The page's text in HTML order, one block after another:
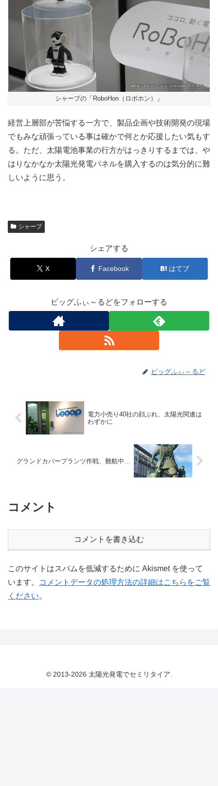
シャープの「RoboHon（ロボホン）」
経営上層部が苦悩する一方で、製品企画や技術開発の現場
でもみな頑張っている事は確かで何とか応援したい気もす
る。ただ、太陽電池事業の行方がはっきりするまでは、や
はりなかなか太陽光発電パネルを購入するのは気分的に難
しいように思う。
シャープ
シェアする
X Facebook はてブ
ビッグふぃ～るどをフォローする
ビッグふぃ～るど
電力小売り40社の顔ぶれ、太陽光関連は
わずかに
グランドカバープランツ作戦、難航中…
コメント
コメントを書き込む
このサイトはスパムを低減するために Akismet を使って
います。
コメントデータの処理方法の詳細はこちらをご覧
ください。
© 2013-2026 太陽光発電でセミリタイア.